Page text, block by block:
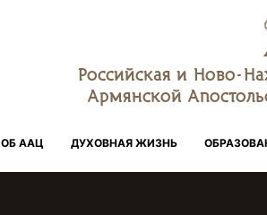
Российская и Ново-
Армянской
ОБ ААЦ ДУХОВНАЯ ЖИЗНЬ